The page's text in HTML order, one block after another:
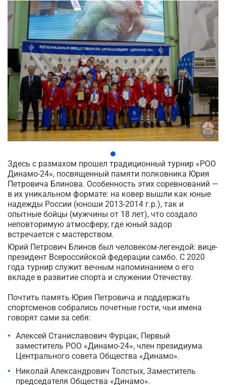
Здесь с размахом прошел традиционный турнир «РОО
Динамо-24», посвященный памяти полковника Юрия
Петровича Блинова. Особенность этих соревнований —
в их уникальном формате: на ковер вышли как юные
надежды России (юноши 2013-2014 г.р.), так и
опытные бойцы (мужчины от 18 лет), что создало
неповторимую атмосферу, где юный задор
встречается с мастерством.
Юрий Петрович Блинов был человеком-легендой: вице-
президент Всероссийской федерации самбо. С 2020
года турнир служит вечным напоминанием о его
вкладе в развитие спорта и служении Отечеству.
Почтить память Юрия Петровича и поддержать
спортсменов собрались почетные гости, чьи имена
говорят сами за себя:
Алексей Станиславович Фурцак, Первый
заместитель РОО «Динамо-24», член президиума
Центрального совета Общества «Динамо».
Николай Александрович Толстых, Заместитель
председателя Общества «Динамо».